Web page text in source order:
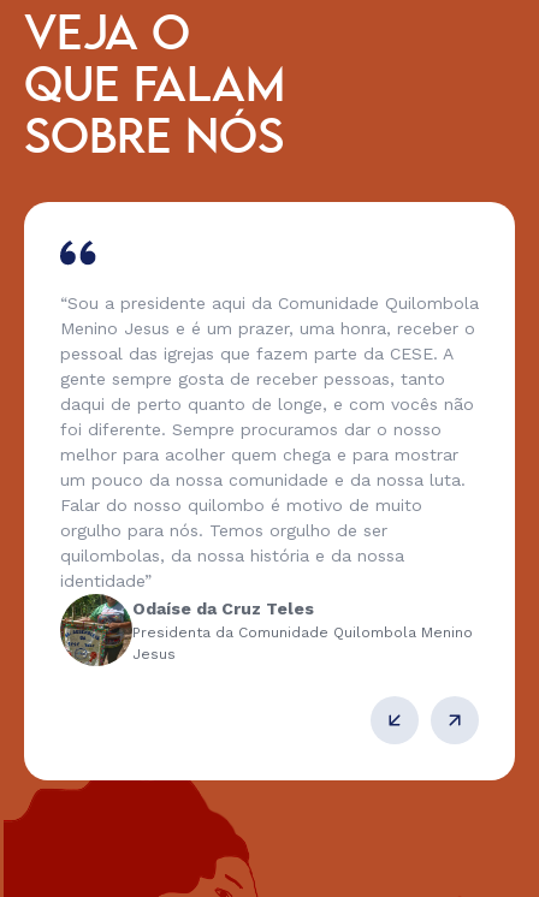
VEJA O
QUE FALAM
SOBRE NÓS
“Sou a presidente aqui da Comunidade Quilombola
Menino Jesus e é um prazer, uma honra, receber o
pessoal das igrejas que fazem parte da CESE. A
gente sempre gosta de receber pessoas, tanto
daqui de perto quanto de longe, e com vocês não
foi diferente. Sempre procuramos dar o nosso
melhor para acolher quem chega e para mostrar
um pouco da nossa comunidade e da nossa luta.
Falar do nosso quilombo é motivo de muito
orgulho para nós. Temos orgulho de ser
quilombolas, da nossa história e da nossa
identidade”
Odaíse da Cruz Teles
Presidenta da Comunidade Quilombola Menino
Jesus